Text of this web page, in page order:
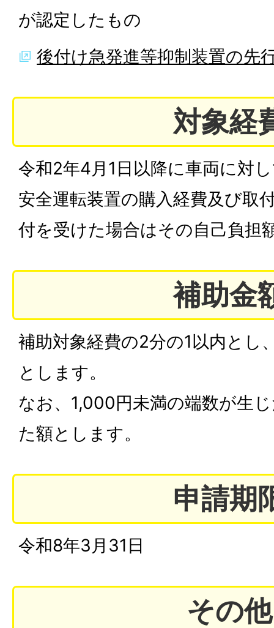
が認定したもの
後付け急発進等抑制装置の先
対象経
令和2年4月1日以降に車両に対
安全運転装置の購入経費及び取
付を受けた場合はその自己負担
補助金
補助対象経費の2分の1以内とし
とします。
なお、1,000円未満の端数が生
た額とします。
申請期
令和8年3月31日
その他